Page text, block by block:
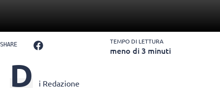
SHARE TEMPO DI LETTURA
meno di 3 minuti
D i Redazione